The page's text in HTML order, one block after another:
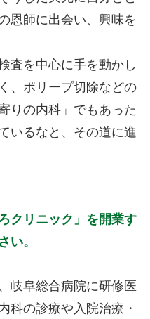
恩師に出会い、興味を
査を中心に手を動かし
、ポリープ切除などの
りの内科」でもあった
いるなと、その道に進
クリニック」を開業す
い。
岐阜総合病院に研修医
科の診療や入院治療・